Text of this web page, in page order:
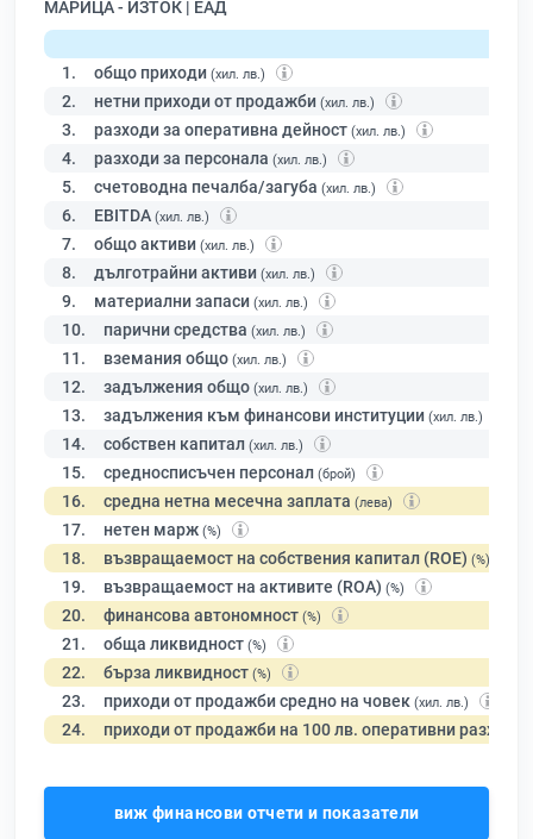
МАРИЦА - ИЗТОК | ЕАД
1. общо приходи (хил. лв.)
2. нетни приходи от продажби (хил. лв.)
3. разходи за оперативна дейност (хил. лв.)
4. разходи за персонала (хил. лв.)
5. счетоводна печалба/загуба (хил. лв.)
6. EBITDA (хил. лв.)
7. общо активи (хил. лв.)
8. дълготрайни активи (хил. лв.)
9. материални запаси (хил. лв.)
10. парични средства (хил. лв.)
11. вземания общо (хил. лв.)
12. задължения общо (хил. лв.)
13. задължения към финансови институции (хил. лв.)
14. собствен капитал (хил. лв.)
15. средносписъчен персонал (брой)
16. средна нетна месечна заплата (лева)
17. нетен марж (%)
18. възвращаемост на собствения капитал (ROE) (%)
19. възвращаемост на активите (ROA) (%)
20. финансова автономност (%)
21. обща ликвидност (%)
22. бърза ликвидност (%)
23. приходи от продажби средно на човек (хил. лв.)
24. приходи от продажби на 100 лв. оперативни разходи
виж финансови отчети и показатели